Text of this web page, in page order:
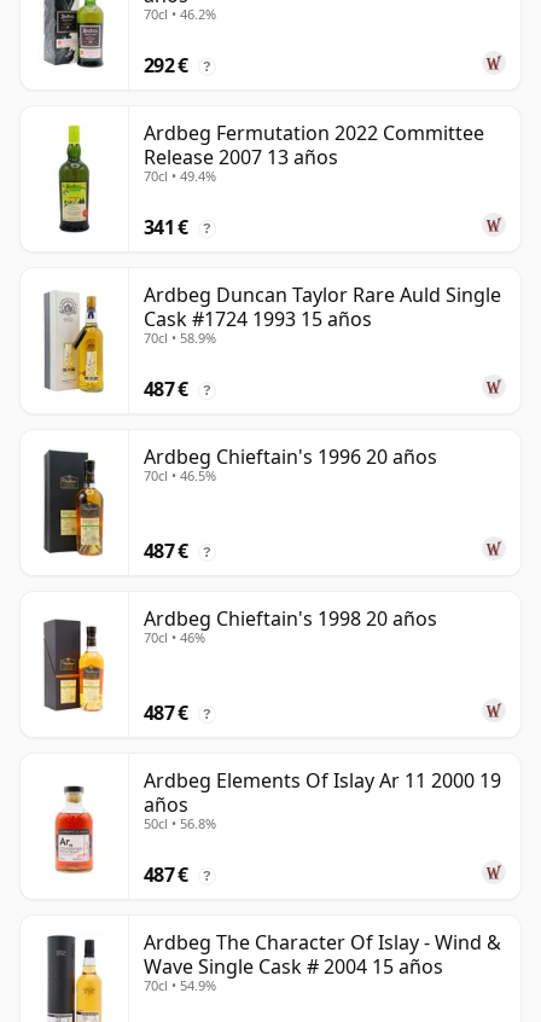
70cl • 46.2%
292 € ?
Ardbeg Fermutation 2022 Committee
Release 2007 13 años
70cl • 49.4%
341 € ?
Ardbeg Duncan Taylor Rare Auld Single
Cask #1724 1993 15 años
70cl • 58.9%
487 € ?
Ardbeg Chieftain's 1996 20 años
70cl • 46.5%
487 € ?
Ardbeg Chieftain's 1998 20 años
70cl • 46%
487 € ?
Ardbeg Elements Of Islay Ar 11 2000 19
años
50cl • 56.8%
487 € ?
Ardbeg The Character Of Islay - Wind &
Wave Single Cask # 2004 15 años
70cl • 54.9%